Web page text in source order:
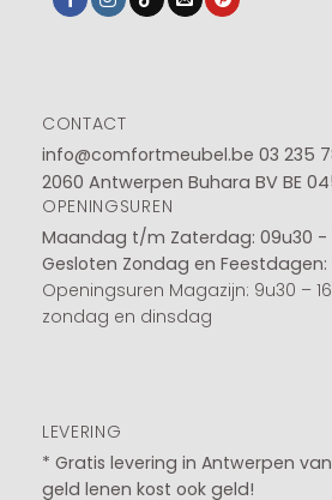
CONTACT
info@comfortmeubel.be 03 235
2060 Antwerpen Buhara BV BE
OPENINGSUREN
Maandag t/m Zaterdag: 09u30 -
Gesloten Zondag en Feestdagen:
Openingsuren Magazijn: 9u30 –
zondag en dinsdag
LEVERING
* Gratis levering in Antwerpen
geld lenen kost ook geld!